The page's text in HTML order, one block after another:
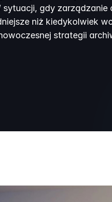
sytuacji, gdy zarządzanie
niż kiedykolwiek
strategii